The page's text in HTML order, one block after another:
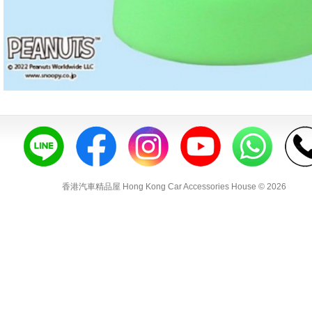
香港汽車精品屋 Hong Kong Car Accessories House © 2026